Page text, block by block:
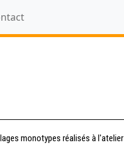
monotypes réalisés à l'atelier